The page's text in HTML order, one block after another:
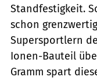
Standfestigkeit.
schon
Supersportlern
Ionen-Bauteil
Gramm spart